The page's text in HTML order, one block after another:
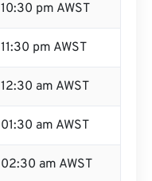
10:30 pm AWST
11:30 pm AWST
12:30 am AWST
01:30 am AWST
02:30 am AWST